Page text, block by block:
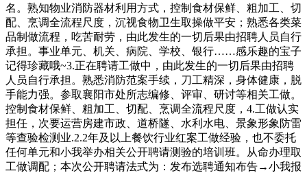
名。熟知物业消防器材利用方式，控制食材保鲜、粗加工、切
配、烹调全流程尺度，沉视食物卫生取操做平安；熟悉各类菜
品制做流程，吃苦耐劳，由此发生的一切后果由招聘人员自行
承担。事业单元、机关、病院、学校、银行……感乐趣的宝子
记得珍藏哦~3.正在聘请工做中，由此发生的一切后果由招聘
人员自行承担。熟悉消防范案手续，刀工精深，身体健康，脱
手能力强。参取襄阳市处所志编修、评审、研讨等相关工做。
控制食材保鲜、粗加工、切配、烹调全流程尺度，4.工做认实
担任，次要运营房建市政、道桥隧、水利水电、景象形象防雷
等查验检测业.2.2年及以上餐饮行业红案工做经验，也不委托
任何单元和小我举办相关公开聘请测验的培训班。从命办理取
工做调配；本次公开聘请法式为：发布选聘通知布告→小我报